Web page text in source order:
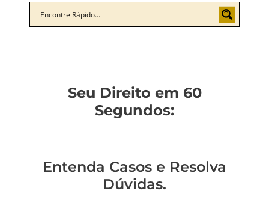
Seu Direito em 60
Segundos:
Entenda Casos e Resolva
Dúvidas.